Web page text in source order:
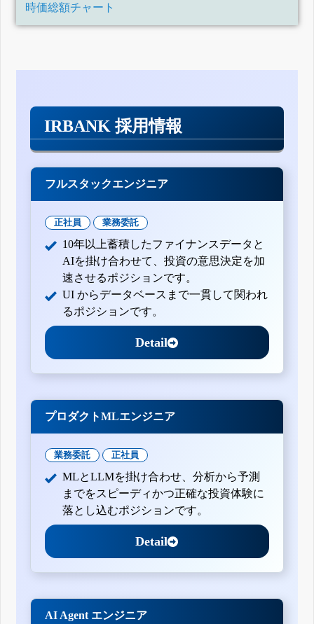
時価総額チャート
IRBANK 採用情報
フルスタックエンジニア
正社員 業務委託
10年以上蓄積したファイナンスデータと
AIを掛け合わせて、投資の意思決定を加
速させるポジションです。
UI からデータベースまで一貫して関われ
るポジションです。
Detail
プロダクトMLエンジニア
業務委託 正社員
MLとLLMを掛け合わせ、分析から予測
までをスピーディかつ正確な投資体験に
落とし込むポジションです。
Detail
AI Agent エンジニア